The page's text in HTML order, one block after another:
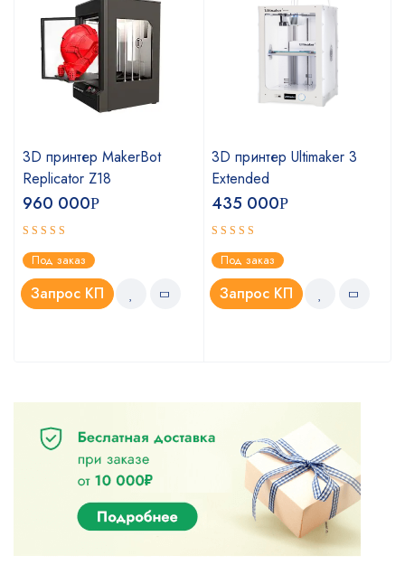
3D принтер MakerBot
Replicator Z18
960 000Р
Оценка
4.75из 5
Под заказ
Запрос КП
3D принтер Ultimaker 3
Extended
435 000Р
Оценка
5.00из 5
Под заказ
Запрос КП